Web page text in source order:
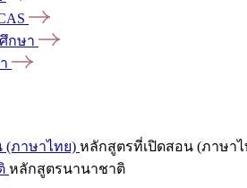
กษา
(ภาษาไทย) หลักสูตรที่เปิดสอน (ภาษาไ
หลักสูตรนานาชาติ